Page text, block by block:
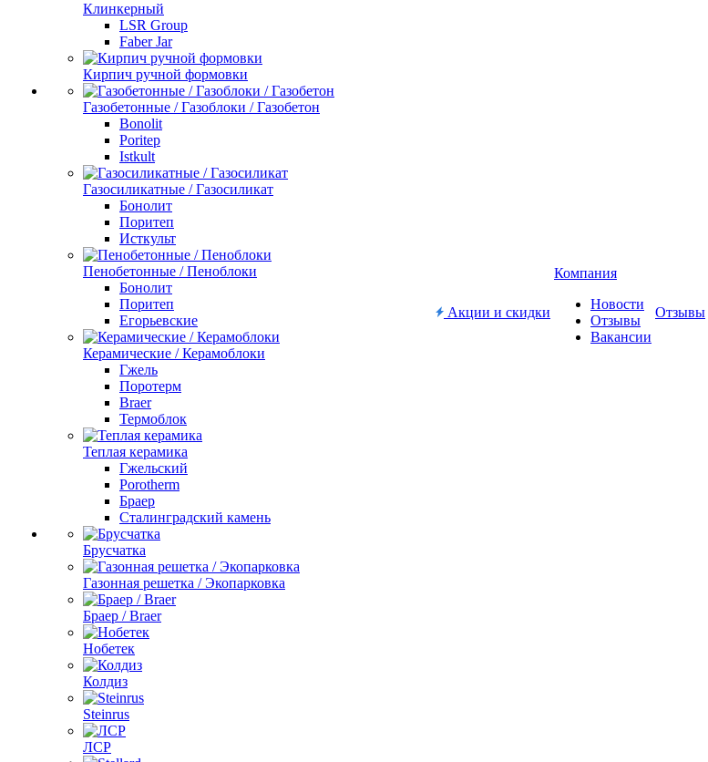
Клинкерный
LSR Group
Faber Jar
Кирпич ручной формовки
Газобетонные / Газоблоки / Газобетон
Bonolit
Poritep
Istkult
Газосиликатные / Газосиликат
Бонолит
Поритеп
Исткульт
Пенобетонные / Пеноблоки
Бонолит
Поритеп
Егорьевские
Керамические / Керамоблоки
Гжель
Поротерм
Braer
Термоблок
Теплая керамика
Гжельский
Porotherm
Браер
Сталинградский камень
Брусчатка
Газонная решетка / Экопарковка
Браер / Braer
Нобетек
Колдиз
Steinrus
ЛСР
Акции и скидки
Компания
Новости
Отзывы
Вакансии
Отзывы